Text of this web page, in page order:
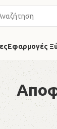
Εφαρμογές